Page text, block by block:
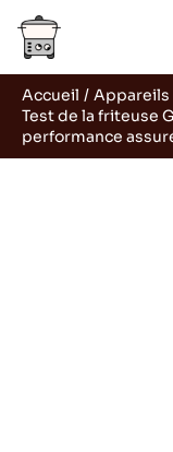
Aller
contenu
Accueil
Appareils
Test de la friteuse
performance
Rechercher